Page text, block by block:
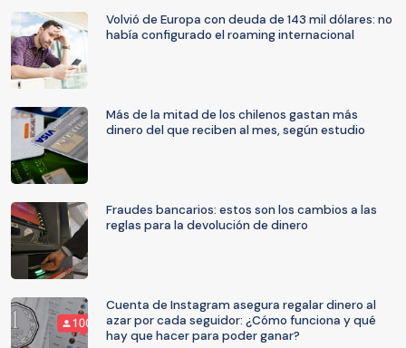
Volvió de Europa con deuda de 143 mil dólares: no
había configurado el roaming internacional
Más de la mitad de los chilenos gastan más
dinero del que reciben al mes, según estudio
Fraudes bancarios: estos son los cambios a las
reglas para la devolución de dinero
Cuenta de Instagram asegura regalar dinero al
azar por cada seguidor: ¿Cómo funciona y qué
hay que hacer para poder ganar?